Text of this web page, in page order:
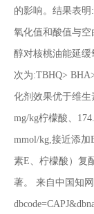
的影响。结果表
氧化值和酸值与空
醇对核桃油能延
次为:TBHQ>
化剂效果优于维生
mg/kg柠檬酸、
mmol/kg,接近添
素E、柠檬酸）复
著。 来自中国知网
联系我们